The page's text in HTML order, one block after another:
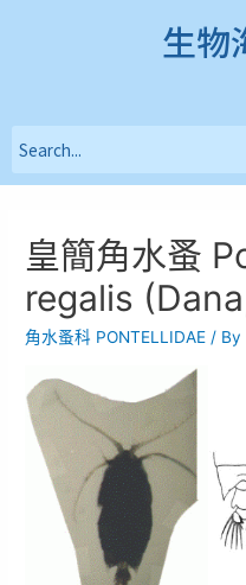
生物
皇簡角水蚤
regalis
角水蚤科 PONTELLIDAE / By